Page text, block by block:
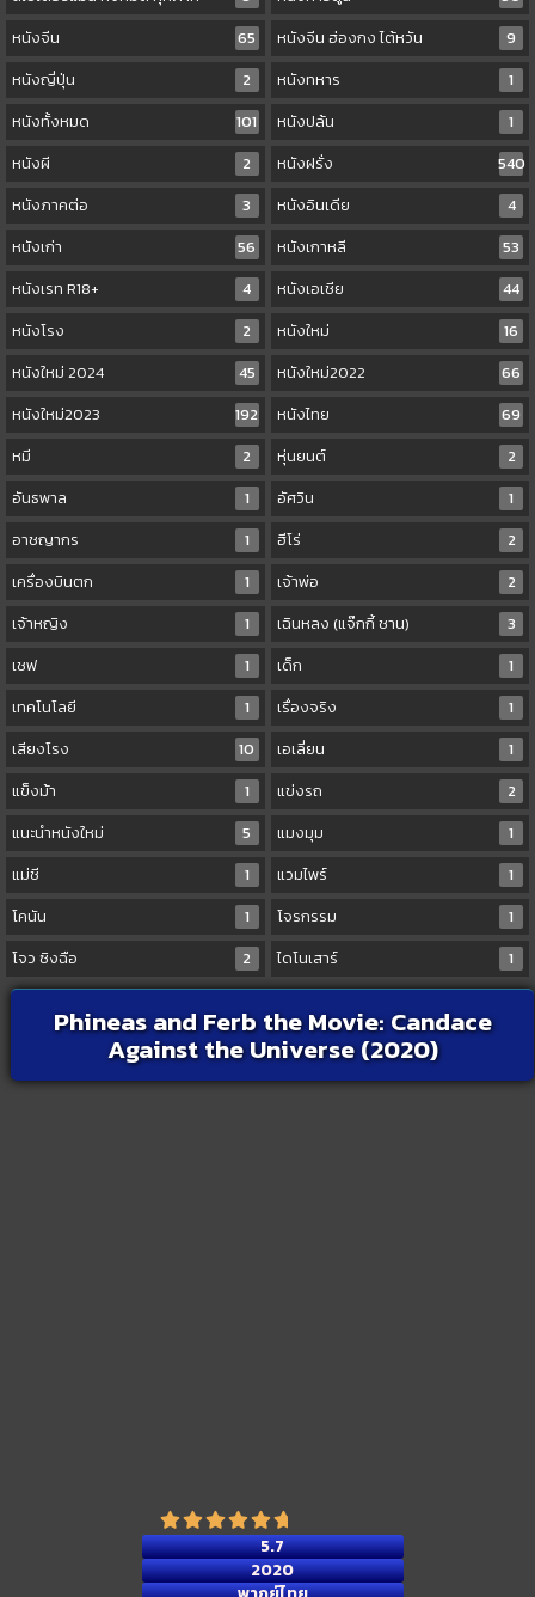
หนังจีน
65 หนังจีน ฮ่องกง ไต้หวัน
9
หนังญี่ปุ่น
2 หนังทหาร
1
หนังทั้งหมด
101 หนังปล้น
1
หนังผี
2 หนังฝรั่ง
540
หนังภาคต่อ
3 หนังอินเดีย
4
หนังเก่า
56 หนังเกาหลี
53
หนังเรท R18+
4 หนังเอเชีย
44
หนังโรง
2 หนังใหม่
16
หนังใหม่ 2024
45 หนังใหม่2022
66
หนังใหม่2023
192 หนังไทย
69
หมี
2 หุ่นยนต์
2
อันธพาล
1 อัศวิน
1
อาชญากร
1 ฮีโร่
2
เครื่องบินตก
1 เจ้าพ่อ
2
เจ้าหญิง
1 เฉินหลง (แจ๊กกี้ ชาน)
3
เชฟ
1 เด็ก
1
เทคโนโลยี
1 เรื่องจริง
1
เสียงโรง
10 เอเลี่ยน
1
แข็งม้า
1 แข่งรถ
2
แนะนำหนังใหม่
5 แมงมุม
1
แม่ชี
1 แวมไพร์
1
โคนัน
1 โจรกรรม
1
โจว ซิงฉือ
2 ไดโนเสาร์ 1
Phineas and Ferb the Movie: Candace
Against the Universe (2020)
5.7
2020